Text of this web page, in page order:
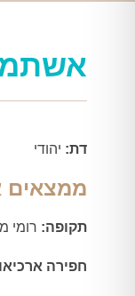
דת: יהודי
ממצאים
תקופה: רומי
חפירה